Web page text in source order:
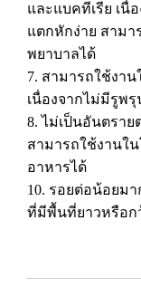
และแบคทีเรีย เนื่
แตกหักง่าย สาม
พยาบาลได้
7. สามารถใช้งา
เนื่องจากไม่มีรูพรุ
8. ไม่เป็นอันตรา
สามารถใช้งานใ
อาหารได้
10. รอยต่อน้อยม
ที่มีพื้นที่ยาวหรือก